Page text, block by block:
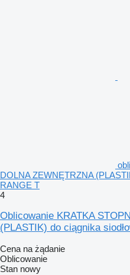
DOLNA ZEWNĘTRZNA
RANGE T
4
Oblicowanie KRATKA
(PLASTIK) do ciągnika
Cena na żądanie
Oblicowanie
Stan nowy